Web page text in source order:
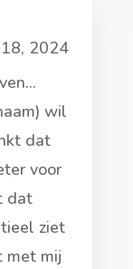
2024
wil
dat
voor
dat
ziet
met mij